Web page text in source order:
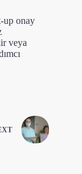
up onay
veya